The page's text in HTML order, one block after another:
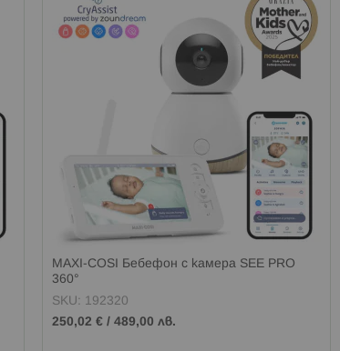
MAXI-COSI Бебефон с камера SEE PRO
360°
SKU: 192320
250,02 € /489,00 лв.